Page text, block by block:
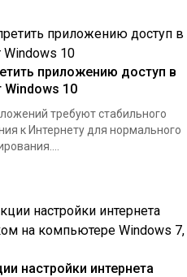
приложению доступ в
Windows 10
требуют стабильного
к Интернету для нормального
настройки интернета